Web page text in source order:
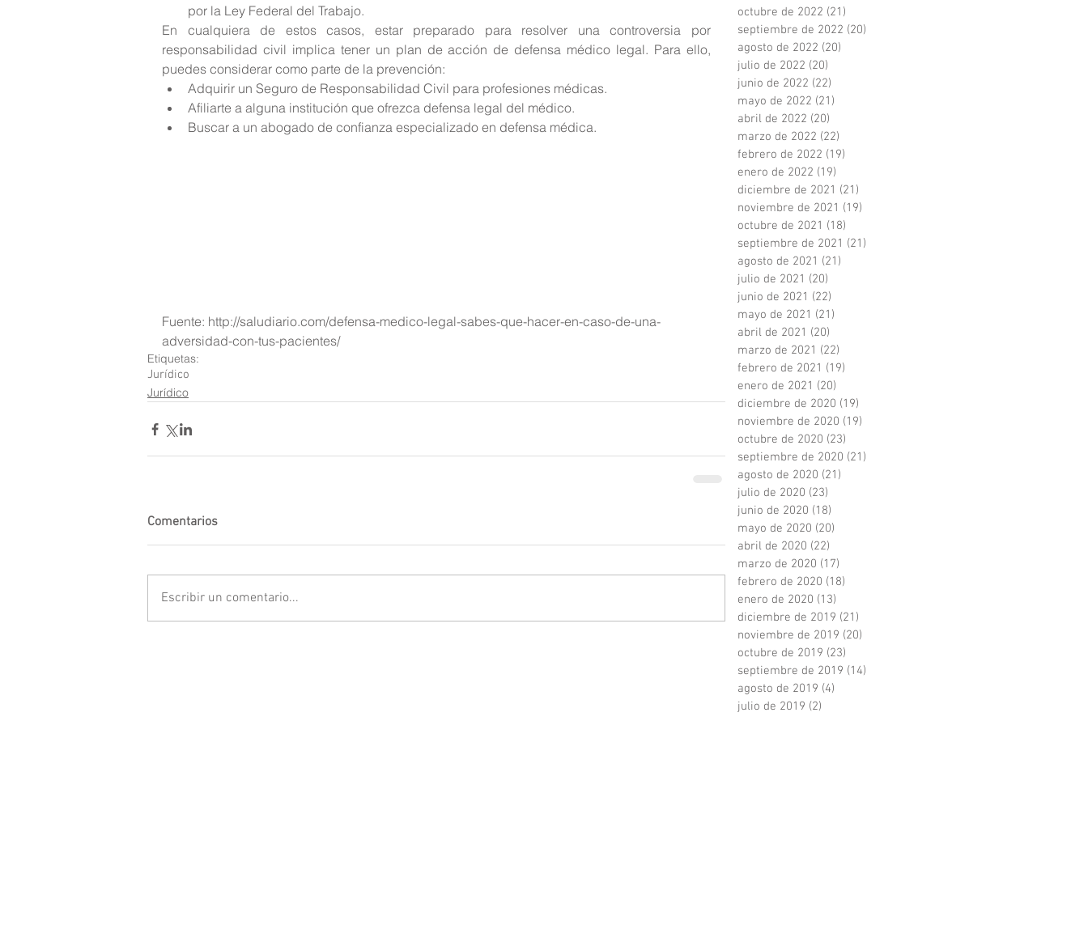
por la Ley Federal del Trabajo.
En cualquiera de estos casos, estar preparado para resolver una controversia por
responsabilidad civil implica tener un plan de acción de defensa médico legal. Para ello,
puedes considerar como parte de la prevención:
Adquirir un Seguro de Responsabilidad Civil para profesiones médicas.
Afiliarte a alguna institución que ofrezca defensa legal del médico.
Buscar a un abogado de confianza especializado en defensa médica.
Fuente: http://saludiario.com/defensa-medico-legal-sabes-que-hacer-en-caso-de-una-
adversidad-con-tus-pacientes/
Etiquetas:
Jurídico
Jurídico
Comentarios
Escribir un comentario...
octubre de 2022 (21)
septiembre de 2022 (20)
agosto de 2022 (20)
julio de 2022 (20)
junio de 2022 (22)
mayo de 2022 (21)
abril de 2022 (20)
marzo de 2022 (22)
febrero de 2022 (19)
enero de 2022 (19)
diciembre de 2021 (21)
noviembre de 2021 (19)
octubre de 2021 (18)
septiembre de 2021 (21)
agosto de 2021 (21)
julio de 2021 (20)
junio de 2021 (22)
mayo de 2021 (21)
abril de 2021 (20)
marzo de 2021 (22)
febrero de 2021 (19)
enero de 2021 (20)
diciembre de 2020 (19)
noviembre de 2020 (19)
octubre de 2020 (23)
septiembre de 2020 (21)
agosto de 2020 (21)
julio de 2020 (23)
junio de 2020 (18)
mayo de 2020 (20)
abril de 2020 (22)
marzo de 2020 (17)
febrero de 2020 (18)
enero de 2020 (13)
diciembre de 2019 (21)
noviembre de 2019 (20)
octubre de 2019 (23)
septiembre de 2019 (14)
agosto de 2019 (4)
julio de 2019 (2)